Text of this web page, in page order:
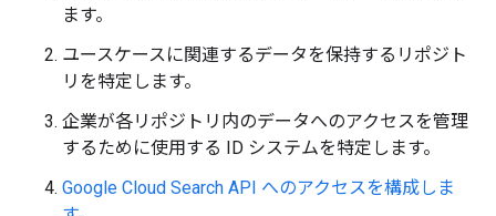
ます。
ユースケースに関連するデータを保持するリポジト
リを特定します。
企業が各リポジトリ内のデータへのアクセスを管理
するために使用する ID システムを特定します。
Google Cloud Search API へのアクセスを構成しま